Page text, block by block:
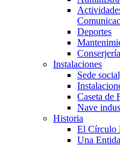
Deportes
Conserjería
Instalaciones
Sede
Caseta de
Nave
Historia
El Círculo
Una